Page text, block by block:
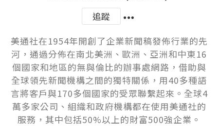
追蹤
美通社在1954年開創了企業新聞稿發佈行業的先
河，通過分佈在南北美洲、歐洲、亞洲和中東16
個國家和地區的無與倫比的辦事處網路，借助與
全球領先新聞機構之間的獨特關係，用40多種語
言將客戶與170多個國家的受眾聯繫起來。全球4
萬多家公司、組織和政府機構都在使用美通社的
服務，其中包括50%以上的財富500強企業。